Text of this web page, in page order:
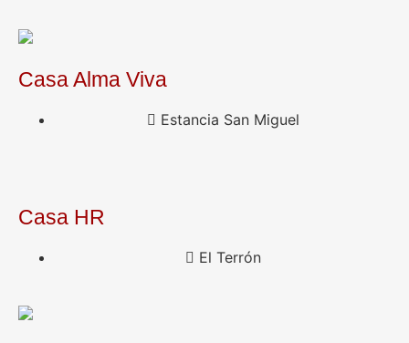
Casa Alma Viva
Estancia San Miguel
Casa HR
El Terrón